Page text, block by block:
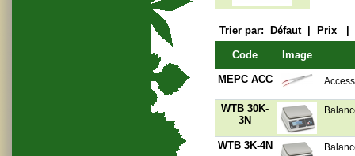
Trier par: Défaut| Prix
Code Image
MEPC ACC
WTB 30K-
3N
WTB 3K-4N